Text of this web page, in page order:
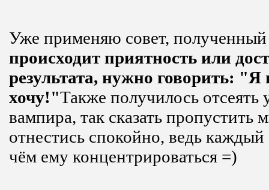
Уже применяю совет,
происходит приятность или
результата, нужно говорить: "Я
хочу!"Также получилось отсеять
вампира, так сказать пропустить
отнестись спокойно, ведь
чём ему концентрироваться =)